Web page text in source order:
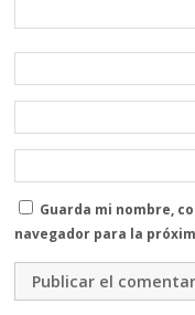
Guarda mi nombre,
navegador para la